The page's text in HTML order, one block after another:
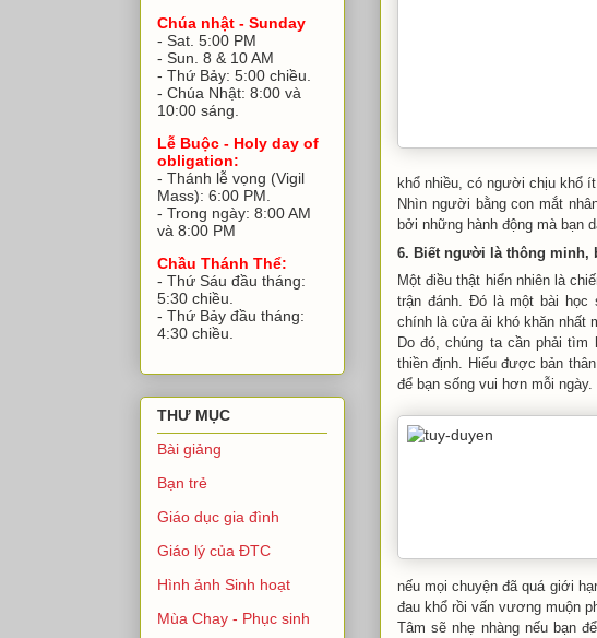
khổ nhiều, có người chịu khổ ít.
Nhìn người bằng con mắt
bởi những hành động mà bạn
6. Biết người là thông minh,
Một điều thật hiển nhiên là
trận đánh. Đó là một bài học
chính là cửa ải khó khăn nhất
Do đó, chúng ta cần phải
thiền định. Hiểu được bản
để bạn sống vui hơn mỗi ngày.
nếu mọi chuyện đã quá giới
đau khổ rồi vấn vương muộn
Tâm sẽ nhẹ nhàng nếu bạn
Chúa nhật - Sunday
- Sat. 5:00 PM
- Sun. 8 & 10 AM
- Thứ Bảy: 5:00 chiều.
- Chúa Nhật: 8:00 và
10:00 sáng.
Lễ Buộc - Holy day of
obligation:
- Thánh lễ vọng (Vigil
Mass): 6:00 PM.
- Trong ngày: 8:00 AM
và 8:00 PM
Chầu Thánh Thể:
- Thứ Sáu đầu tháng:
5:30 chiều.
- Thứ Bảy đầu tháng:
4:30 chiều.
THƯ MỤC
Bài giảng
Bạn trẻ
Giáo dục gia đình
Giáo lý của ĐTC
Hình ảnh Sinh hoạt
Mùa Chay - Phục sinh